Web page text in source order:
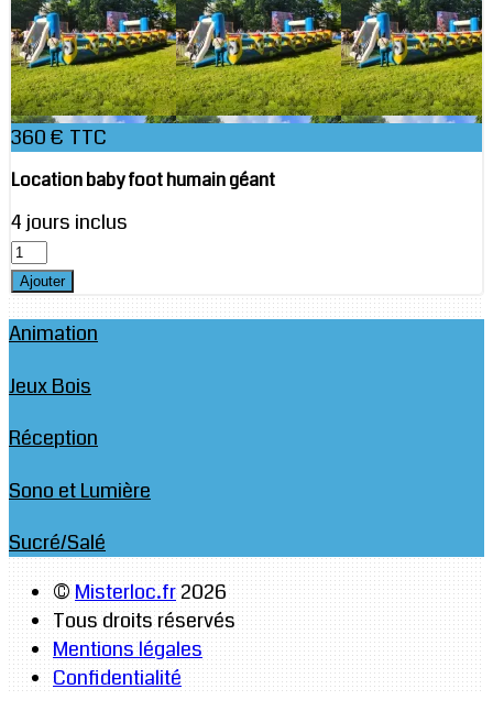
360 € TTC
Location baby foot humain géant
4 jours inclus
Animation
Jeux Bois
Réception
Sono et Lumière
Sucré/Salé
©Misterloc.fr2026
Tous droits réservés
Mentions légales
Confidentialité